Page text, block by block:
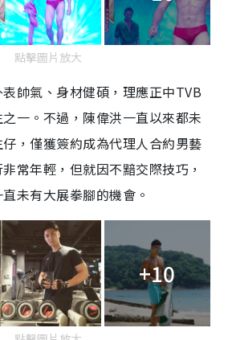
點擊圖片放大
帥氣、身材健碩，理應正中TVB
一。不過，陳偉洪一直以來都未
，僅獲簽約成為代理人合約男藝
常年輕，但就因不黯交際技巧，
未有大展拳腳的機會。
+10